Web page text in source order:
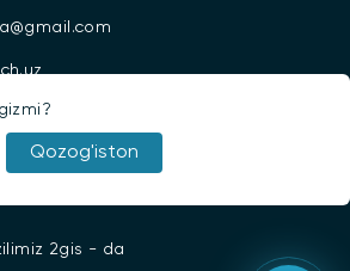
Qozog'iston
26 Abdulla
2gis - da